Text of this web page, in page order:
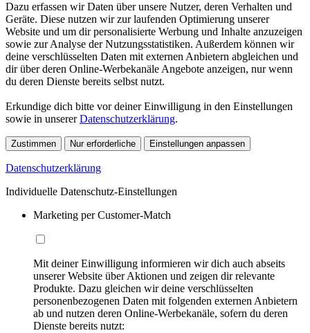
Dazu erfassen wir Daten über unsere Nutzer, deren Verhalten und
Geräte. Diese nutzen wir zur laufenden Optimierung unserer
Website und um dir personalisierte Werbung und Inhalte anzuzeigen
sowie zur Analyse der Nutzungsstatistiken. Außerdem können wir
deine verschlüsselten Daten mit externen Anbietern abgleichen und
dir über deren Online-Werbekanäle Angebote anzeigen, nur wenn
du deren Dienste bereits selbst nutzt.
Erkundige dich bitte vor deiner Einwilligung in den Einstellungen
sowie in unsererDatenschutzerklärung.
Zustimmen Nur erforderliche Einstellungen anpassen
Datenschutzerklärung
Individuelle Datenschutz-Einstellungen
Marketing per Customer-Match
Mit deiner Einwilligung informieren wir dich auch abseits
unserer Website über Aktionen und zeigen dir relevante
Produkte. Dazu gleichen wir deine verschlüsselten
personenbezogenen Daten mit folgenden externen Anbietern
ab und nutzen deren Online-Werbekanäle, sofern du deren
Dienste bereits nutzt: